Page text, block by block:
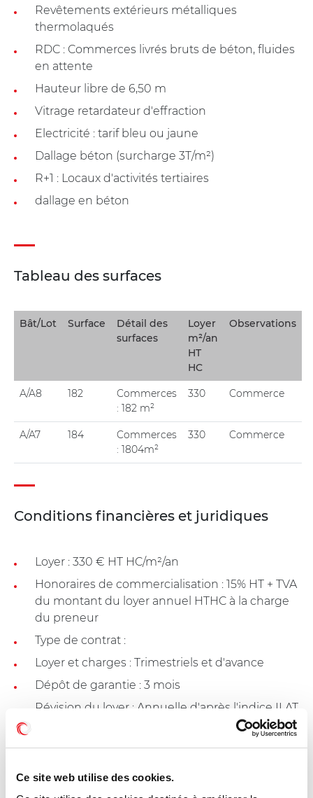
Ce site web utilise des cookies.
Revêtements extérieurs métalliques
thermolaqués
RDC : Commerces livrés bruts de béton, fluides
en attente
Hauteur libre de 6,50 m
Vitrage retardateur d'effraction
Electricité : tarif bleu ou jaune
Dallage béton (surcharge 3T/m²)
R+1 : Locaux d'activités tertiaires
dallage en béton
Tableau des surfaces
Bât/Lot Surface
Détail des
surfaces
Loyer
m²/an
HT
HC
Observations
A/A8 182
Commerces
: 182 m²
330 Commerce
A/A7 184
Commerces
: 1804m²
330 Commerce
Conditions financières et juridiques
Loyer : 330 € HT HC/m²/an
Honoraires de commercialisation : 15% HT + TVA
du montant du loyer annuel HTHC à la charge
du preneur
Type de contrat :
Loyer et charges : Trimestriels et d'avance
Dépôt de garantie : 3 mois
Révision du loyer : Annuelle d'après l'indice ILAT